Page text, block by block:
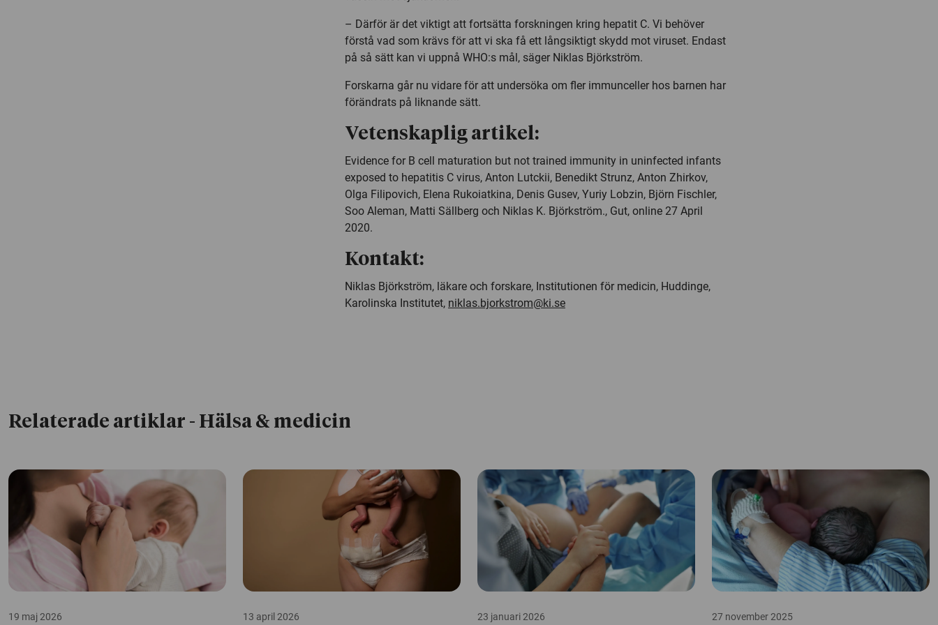
– Därför är det viktigt att fortsätta forskningen kring hepatit C. Vi behöver
förstå vad som krävs för att vi ska få ett långsiktigt skydd mot viruset. Endast
på så sätt kan vi uppnå WHO:s mål, säger Niklas Björkström.
Forskarna går nu vidare för att undersöka om fler immunceller hos barnen har
förändrats på liknande sätt.
Vetenskaplig artikel:
Evidence for B cell maturation but not trained immunity in uninfected infants
exposed to hepatitis C virus, Anton Lutckii, Benedikt Strunz, Anton Zhirkov,
Olga Filipovich, Elena Rukoiatkina, Denis Gusev, Yuriy Lobzin, Björn Fischler,
Soo Aleman, Matti Sällberg och Niklas K. Björkström., Gut, online 27 April
2020.
Kontakt:
Niklas Björkström, läkare och forskare, Institutionen för medicin, Huddinge,
Karolinska Institutet, niklas.bjorkstrom@ki.se
Relaterade artiklar - Hälsa & medicin
19 maj 2026 13 april 2026 23 januari 2026 27 november 2025